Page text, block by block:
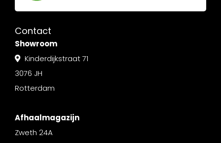
Contact
Showroom
Kinderdijkstraat 71
3076 JH
Rotterdam
Afhaalmagazijn
Zweth 24A